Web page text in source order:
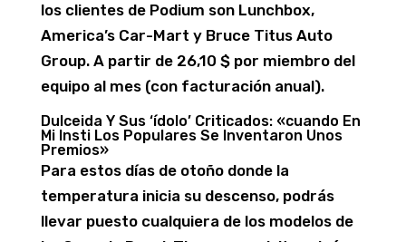
los clientes de Podium son Lunchbox,
America’s Car-Mart y Bruce Titus Auto
Group. A partir de 26,10 $ por miembro del
equipo al mes (con facturación anual).
Dulceida Y Sus ‘ídolo’ Criticados: «cuando En
Mi Insti Los Populares Se Inventaron Unos
Premios»
Para estos días de otoño donde la
temperatura inicia su descenso, podrás
llevar puesto cualquiera de los modelos de